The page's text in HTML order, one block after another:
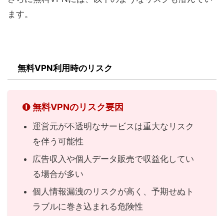
ます。
無料VPN利用時のリスク
無料VPNのリスク要因
運営元が不透明なサービスは重大なリスク
を伴う可能性
広告収入や個人データ販売で収益化してい
る場合が多い
個人情報漏洩のリスクが高く、予期せぬト
ラブルに巻き込まれる危険性